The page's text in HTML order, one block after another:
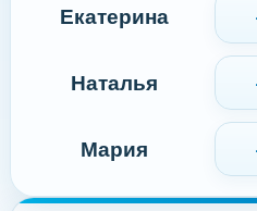
Екатерина
Наталья
Мария